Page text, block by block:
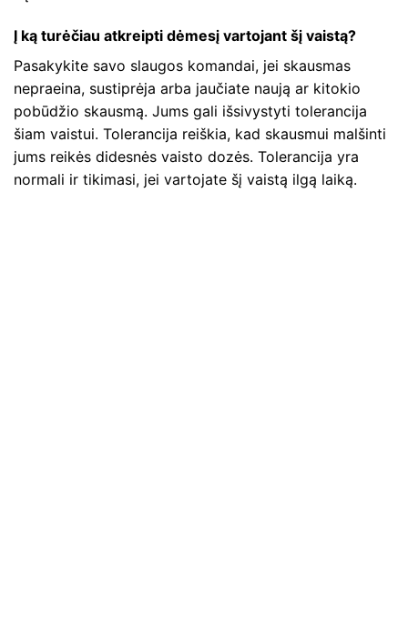
Į ką turėčiau atkreipti dėmesį vartojant šį vaistą?
Pasakykite savo slaugos komandai, jei skausmas
nepraeina, sustiprėja arba jaučiate naują ar kitokio
pobūdžio skausmą. Jums gali išsivystyti tolerancija
šiam vaistui. Tolerancija reiškia, kad skausmui malšinti
jums reikės didesnės vaisto dozės. Tolerancija yra
normali ir tikimasi, jei vartojate šį vaistą ilgą laiką.